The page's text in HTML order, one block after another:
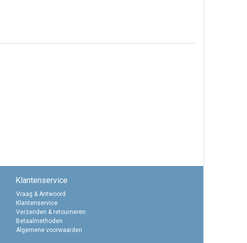
Klantenservice
Vraag & Antwoord
Klantenservice
Verzenden & retourneren
Betaalmethoden
Algemene voorwaarden